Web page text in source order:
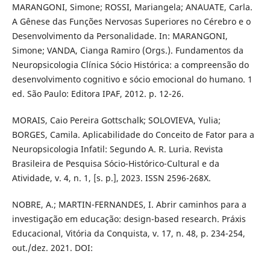
MARANGONI, Simone; ROSSI, Mariangela; ANAUATE, Carla.
A Gênese das Funções Nervosas Superiores no Cérebro e o
Desenvolvimento da Personalidade. In: MARANGONI,
Simone; VANDA, Cianga Ramiro (Orgs.). Fundamentos da
Neuropsicologia Clínica Sócio Histórica: a compreensão do
desenvolvimento cognitivo e sócio emocional do humano. 1
ed. São Paulo: Editora IPAF, 2012. p. 12-26.
MORAIS, Caio Pereira Gottschalk; SOLOVIEVA, Yulia;
BORGES, Camila. Aplicabilidade do Conceito de Fator para a
Neuropsicologia Infatil: Segundo A. R. Luria. Revista
Brasileira de Pesquisa Sócio-Histórico-Cultural e da
Atividade, v. 4, n. 1, [s. p.], 2023. ISSN 2596-268X.
NOBRE, A.; MARTIN-FERNANDES, I. Abrir caminhos para a
investigação em educação: design-based research. Práxis
Educacional, Vitória da Conquista, v. 17, n. 48, p. 234-254,
out./dez. 2021. DOI: